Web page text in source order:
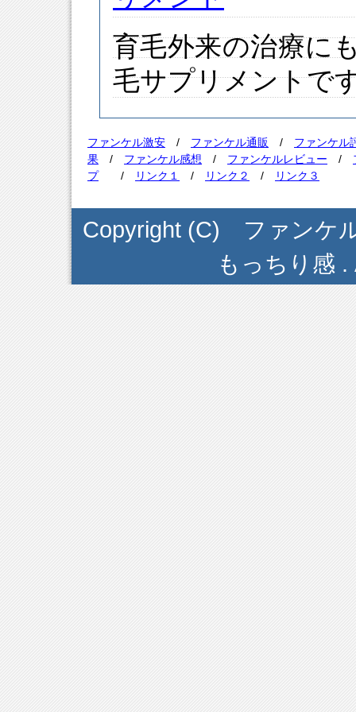
育毛外来の治療に
毛サプリメントで
ファンケル激安 / ファンケル通販 / ファンケル
果 / ファンケル感想 / ファンケルレビュー /
プ/ リンク１ / リンク２ / リンク３
Copyright (C) ファンケ
もっちり感 .